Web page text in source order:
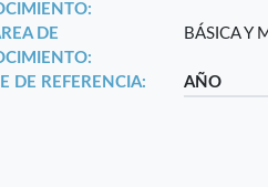
DE
BÁSICA Y
DE REFERENCIA: AÑO